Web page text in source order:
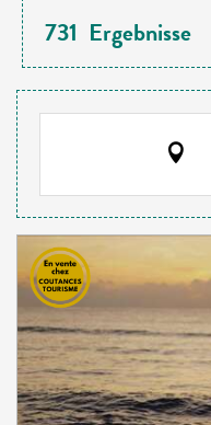
731 Ergebnisse